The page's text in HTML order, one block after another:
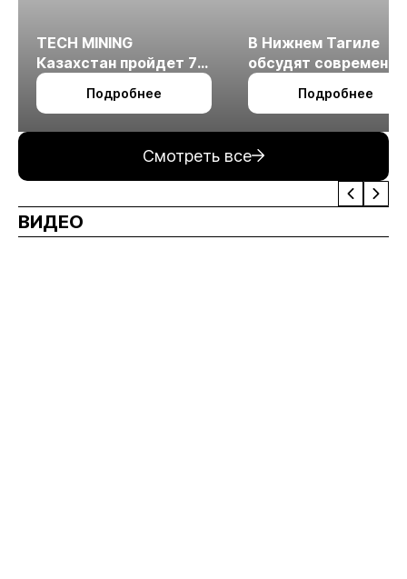
TECH MINING
Казахстан пройдет 7
октября в Алматы
Подробнее
В Нижнем Тагиле
обсудят
технологии
измельчения
Подробнее
Смотреть все
ВИДЕО